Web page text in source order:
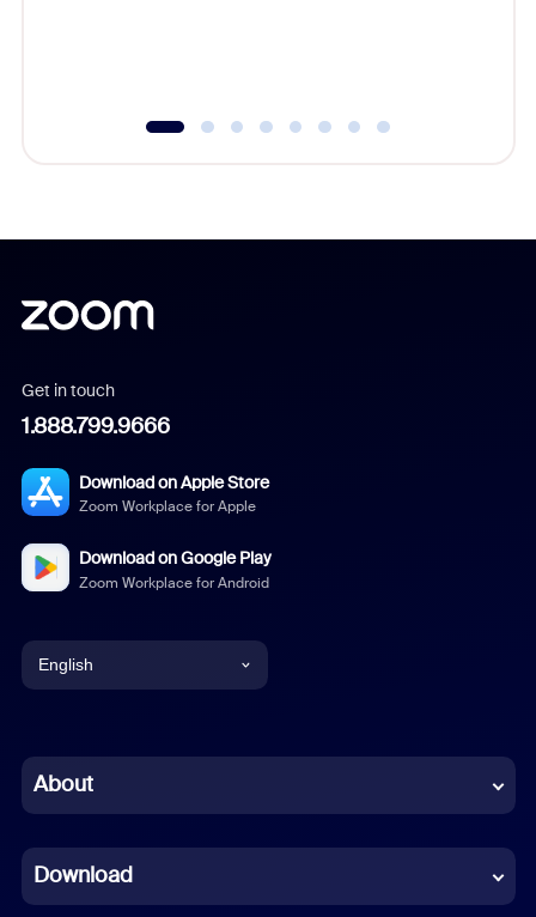
Get in touch
1.888.799.9666
Download on Apple Store
Zoom Workplace for Apple
Download on Google Play
Zoom Workplace for Android
English
Chinese (Simplified)
French
About
Download